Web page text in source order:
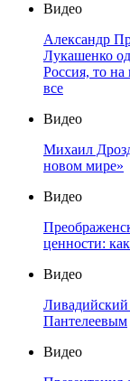
Видео
Александр
Лукашенко
Россия, то на
все
Видео
Михаил
новом мире»
Видео
ценности:
Видео
Пантелеевым
Видео